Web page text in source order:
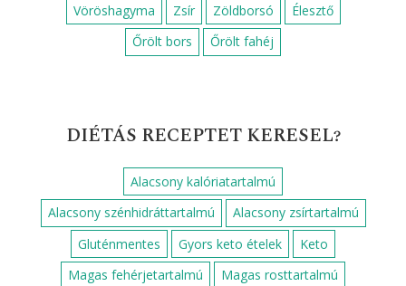
Vöröshagyma
Zsír Zöldborsó
Élesztő
Őrölt bors
Őrölt fahéj
DIÉTÁS RECEPTET KERESEL?
Alacsony kalóriatartalmú
Alacsony szénhidráttartalmú
Alacsony zsírtartalmú
Gluténmentes
Gyors keto ételek
Keto
Magas fehérjetartalmú
Magas rosttartalmú